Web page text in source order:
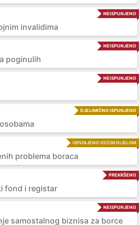
NEISPUNJENO
invalidima
NEISPUNJENO
poginulih
NEISPUNJENO
DJELIMIČNO ISPUNJENO
ISPUNJENO VEĆIM DIJELOM
problema boraca
PREKRŠENO
fond i registar
NEISPUNJENO
samostalnog biznisa za borce